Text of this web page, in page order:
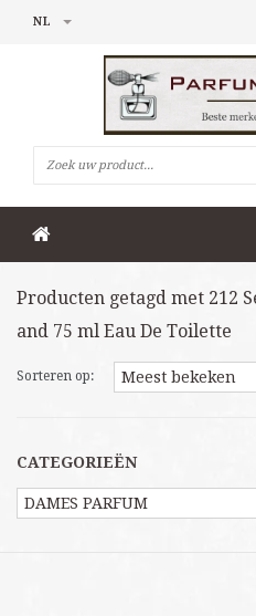
NL
Producten getagd met 212
and 75 ml Eau De Toilette
Sorteren op:
CATEGORIEËN